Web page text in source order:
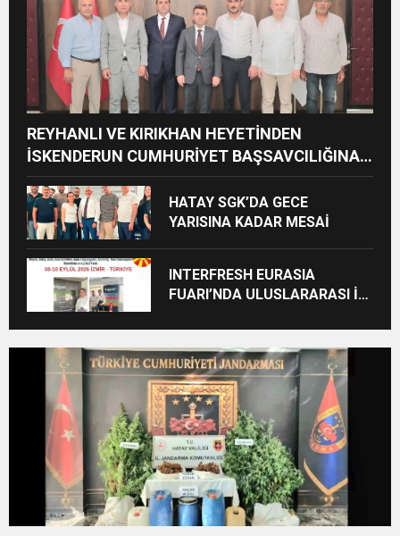
REYHANLI VE KIRIKHAN HEYETİNDEN
İSKENDERUN CUMHURİYET BAŞSAVCILIĞINA
ZİYARET
HATAY SGK’DA GECE
YARISINA KADAR MESAİ
INTERFRESH EURASIA
FUARI’NDA ULUSLARARASI İŞ
BAŞLADI